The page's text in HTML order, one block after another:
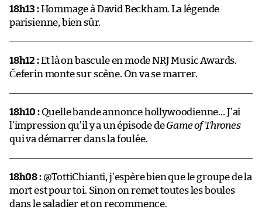
18h13 :Hommage à David Beckham. La légende
parisienne, bien sûr.
18h12 :Et là on bascule en mode NRJ Music Awards.
Čeferin monte sur scène. On va se marrer.
18h10 :Quelle bande annonce hollywoodienne… J’ai
l’impression qu’il y a un épisode deGame of Thrones
qui va démarrer dans la foulée.
18h08 :@TottiChianti, j’espère bien que le groupe de la
mort est pour toi. Sinon on remet toutes les boules
dans le saladier et on recommence.